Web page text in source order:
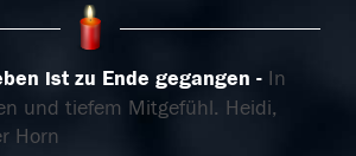
ist zu Ende gegangen
In
und tiefem Mitgefühl. Heidi,
Horn